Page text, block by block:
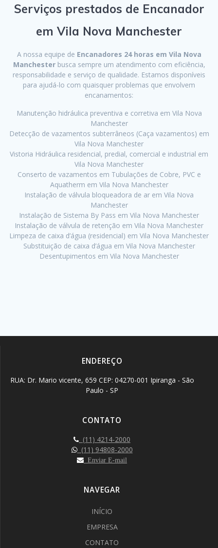
Serviços prestados de Encanador
em Vila Nova Manchester
A nossa equipe de Encanadores 24 horas em Vila Nova
Manchesterbusca sempre um atendimento com eficiência,
responsabilidade e serviço de qualidade. Estamos disponíveis
para ajudá-lo com quaisquer problemas que envolvem
encanamentos:
Manutenção hidráulica preventiva e corretiva em Vila Nova
Manchester
Detecção de vazamentos subterrâneos (Caça vazamentos) em
Vila Nova Manchester
Vistoria Hidráulica residencial, predial, comercial e industrial em
Vila Nova Manchester
Conserto de vazamentos em Tubulações de Cobre, PVC e
Aquatherm em Vila Nova Manchester
Instalação de válvula bloqueadora de ar em Vila Nova
Manchester
Instalação de Sistema By Pass em Vila Nova Manchester
Instalação de válvula de retenção em Vila Nova Manchester
Limpeza de caixa d’água (residencial) em Vila Nova Manchester
Substituição de caixa d’água em Vila Nova Manchester
Desentupimentos em Vila Nova Manchester
ENDEREÇO
RUA: Dr. Mario vicente, 659 CEP: 04270-001 Ipiranga - São
Paulo - SP
CONTATO
(11) 4214-2000
(11) 94808-2000
Enviar E-mail
NAVEGAR
INÍCIO
EMPRESA
CONTATO